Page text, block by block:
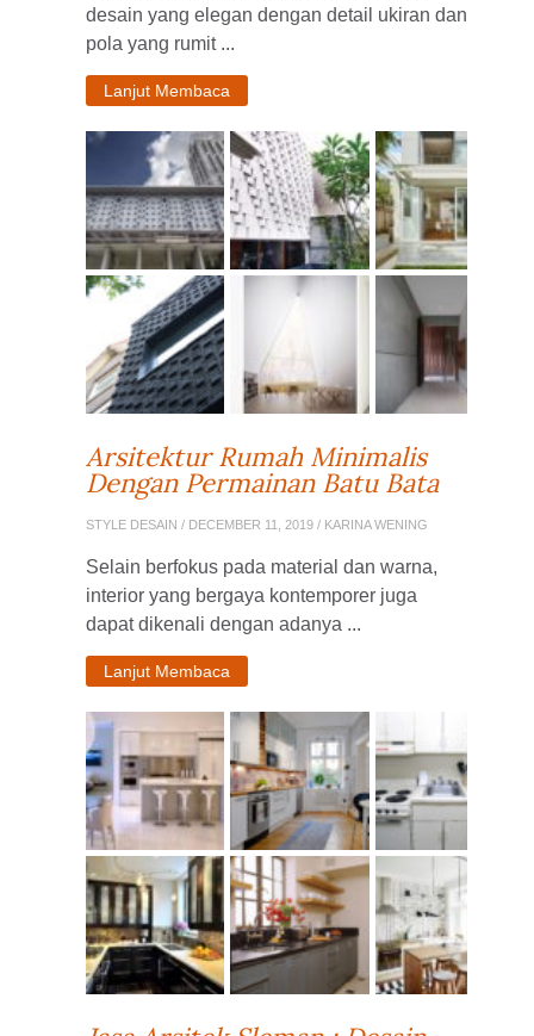
desain yang elegan dengan detail ukiran dan
pola yang rumit ...
Lanjut Membaca
Arsitektur Rumah Minimalis
Dengan Permainan Batu Bata
STYLE DESAIN / DECEMBER 11, 2019 / KARINA WENING
Selain berfokus pada material dan warna,
interior yang bergaya kontemporer juga
dapat dikenali dengan adanya ...
Lanjut Membaca